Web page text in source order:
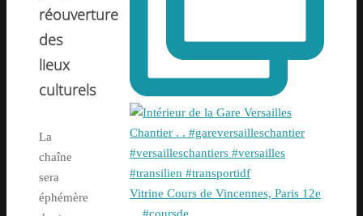
réouverture
des
lieux
culturels
La
chaîne
sera
éphémère
Vitrine Cours de Vincennes, Paris 12e